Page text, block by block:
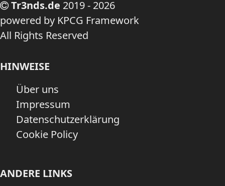
Tr3nds.de 2019 - 2026
powered by KPCG Framework
All Rights Reserved
HINWEISE
Über uns
Impressum
Datenschutzerklärung
Cookie Policy
ANDERE LINKS